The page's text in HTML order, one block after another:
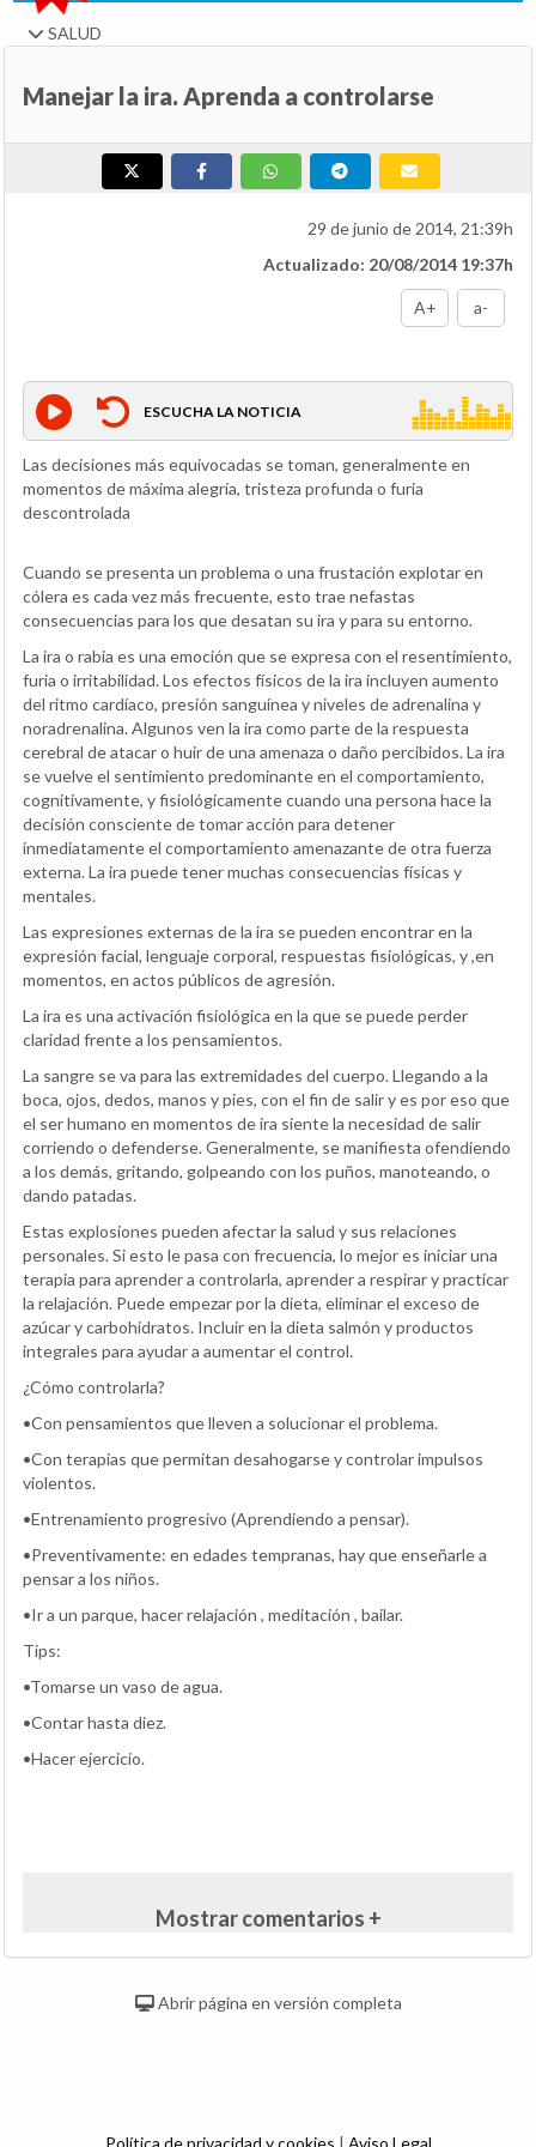
SALUD
Manejar la ira. Aprenda a controlarse
29 de junio de 2014, 21:39h
Actualizado: 20/08/2014 19:37h
A+ a-
ESCUCHA LA NOTICIA
Las decisiones más equivocadas se toman, generalmente en
momentos de máxima alegría, tristeza profunda o furia
descontrolada
Cuando se presenta un problema o una frustación explotar en
cólera es cada vez más frecuente, esto trae nefastas
consecuencias para los que desatan su ira y para su entorno.
La ira o rabia es una emoción que se expresa con el resentimiento,
furia o irritabilidad. Los efectos físicos de la ira incluyen aumento
del ritmo cardíaco, presión sanguínea y niveles de adrenalina y
noradrenalina. Algunos ven la ira como parte de la respuesta
cerebral de atacar o huir de una amenaza o daño percibidos. La ira
se vuelve el sentimiento predominante en el comportamiento,
cognitivamente, y fisiológicamente cuando una persona hace la
decisión consciente de tomar acción para detener
inmediatamente el comportamiento amenazante de otra fuerza
externa. La ira puede tener muchas consecuencias físicas y
mentales.
Las expresiones externas de la ira se pueden encontrar en la
expresión facial, lenguaje corporal, respuestas fisiológicas, y ,en
momentos, en actos públicos de agresión.
La ira es una activación fisiológica en la que se puede perder
claridad frente a los pensamientos.
La sangre se va para las extremidades del cuerpo. Llegando a la
boca, ojos, dedos, manos y pies, con el fin de salir y es por eso que
el ser humano en momentos de ira siente la necesidad de salir
corriendo o defenderse. Generalmente, se manifiesta ofendiendo
a los demás, gritando, golpeando con los puños, manoteando, o
dando patadas.
Estas explosiones pueden afectar la salud y sus relaciones
personales. Si esto le pasa con frecuencia, lo mejor es iniciar una
terapia para aprender a controlarla, aprender a respirar y practicar
la relajación. Puede empezar por la dieta, eliminar el exceso de
azúcar y carbohidratos. Incluir en la dieta salmón y productos
integrales para ayudar a aumentar el control.
¿Cómo controlarla?
•Con pensamientos que lleven a solucionar el problema.
•Con terapias que permitan desahogarse y controlar impulsos
violentos.
•Entrenamiento progresivo (Aprendiendo a pensar).
•Preventivamente: en edades tempranas, hay que enseñarle a
pensar a los niños.
•Ir a un parque, hacer relajación , meditación , bailar.
Tips:
•Tomarse un vaso de agua.
•Contar hasta diez.
•Hacer ejercicio.
Mostrar comentarios +
Abrir página en versión completa
Política de privacidad y cookies | Aviso Legal